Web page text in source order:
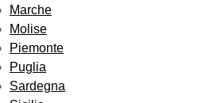
Marche
Molise
Piemonte
Puglia
Sardegna